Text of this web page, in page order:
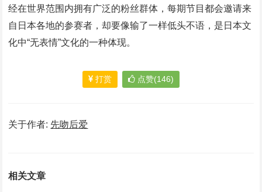
经在世界范围内拥有广泛的粉丝群体，每期节目都会邀请来
自日本各地的参赛者，却要像输了一样低头不语，是日本文
化中“无表情”文化的一种体现。
打赏 点赞(146)
关于作者: 先吻后爱
相关文章